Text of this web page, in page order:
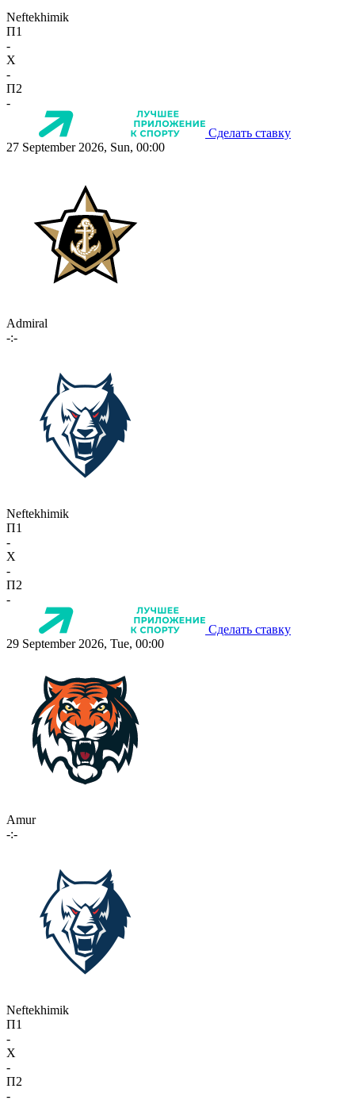
Neftekhimik
П1
-
X
-
П2
-
Сделать ставку
27 September 2026, Sun, 00:00
Admiral
-:-
Neftekhimik
П1
-
X
-
П2
-
Сделать ставку
29 September 2026, Tue, 00:00
Amur
-:-
Neftekhimik
П1
-
X
-
П2
-